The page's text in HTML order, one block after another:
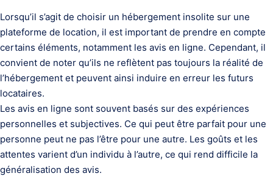
Lorsqu’il s’agit de choisir un hébergement insolite sur une
plateforme de location, il est important de prendre en compte
certains éléments, notamment les avis en ligne. Cependant, il
convient de noter qu’ils ne reflètent pas toujours la réalité de
l’hébergement et peuvent ainsi induire en erreur les futurs
locataires.
Les avis en ligne sont souvent basés sur des expériences
personnelles et subjectives. Ce qui peut être parfait pour une
personne peut ne pas l’être pour une autre. Les goûts et les
attentes varient d’un individu à l’autre, ce qui rend difficile la
généralisation des avis.